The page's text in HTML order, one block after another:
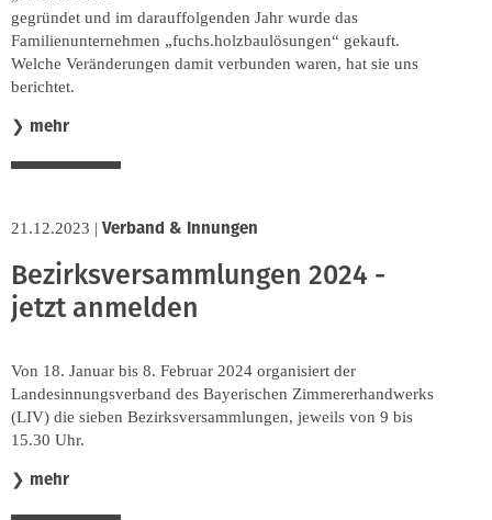
gegründet und im darauffolgenden Jahr wurde das
Familienunternehmen „fuchs.holzbaulösungen“ gekauft.
Welche Veränderungen damit verbunden waren, hat sie uns
berichtet.
❯ mehr
21.12.2023 | Verband & Innungen
Bezirksversammlungen 2024 -
jetzt anmelden
Von 18. Januar bis 8. Februar 2024 organisiert der
Landesinnungsverband des Bayerischen Zimmererhandwerks
(LIV) die sieben Bezirksversammlungen, jeweils von 9 bis
15.30 Uhr.
❯ mehr